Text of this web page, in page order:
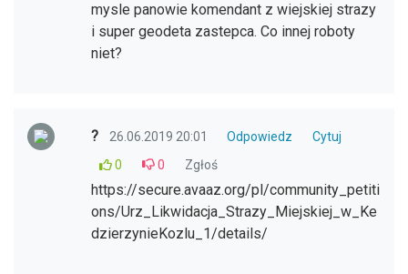
mysle panowie komendant z wiejskiej strazy
i super geodeta zastepca. Co innej roboty
niet?
? 26.06.2019 20:01 Odpowiedz
Cytuj
0
0 Zgłoś
https://secure.avaaz.org/pl/community_petiti
ons/Urz_Likwidacja_Strazy_Miejskiej_w_Ke
dzierzynieKozlu_1/details/